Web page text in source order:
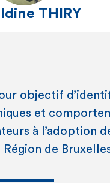
THIRY
objectif
et
à l’adoption
de